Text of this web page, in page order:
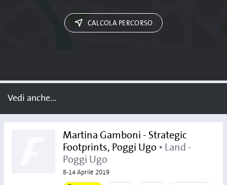
CALCOLA PERCORSO
Vedi anche...
Martina Gamboni - Strategic
Footprints, Poggi Ugo • Land -
Poggi Ugo
8-14 Aprile 2019